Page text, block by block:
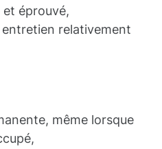
éprouvé,
relativement
même lorsque